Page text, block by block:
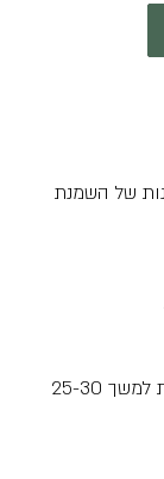
של השמנת
מומלץ להגיש חם | חימום בחום של 160 מעלות למשך 25-30